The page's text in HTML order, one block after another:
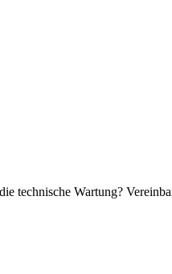
technische Wartung?